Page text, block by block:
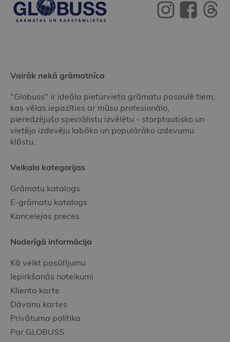
Vairāk nekā grāmatnīca
"Globuss" ir ideāla pieturvieta grāmatu pasaulē tiem,
kas vēlas iepazīties ar mūsu profesionālo,
pieredzējušo speciālistu izvēlētu - starptautisko un
vietējo izdevēju labāko un populārāko izdevumu
klāstu.
Veikala kategorijas
Grāmatu katalogs
E-grāmatu katalogs
Kancelejas preces
Noderīgā informācija
Kā veikt pasūtījumu
Iepirkšanās noteikumi
Klienta karte
Dāvanu kartes
Privātuma politika
Par GLOBUSS